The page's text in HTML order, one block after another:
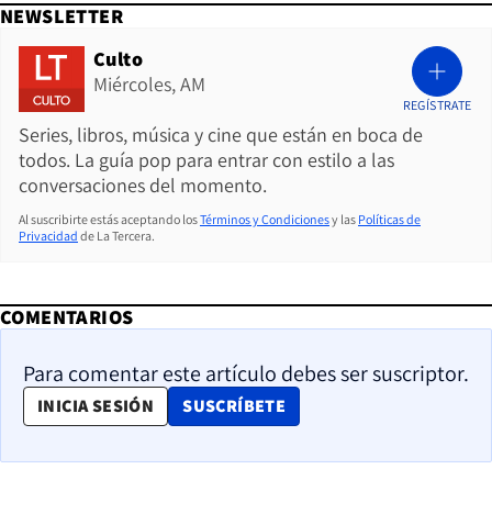
NEWSLETTER
Culto
Miércoles, AM
Series, libros, música y cine que están en boca de
todos. La guía pop para entrar con estilo a las
conversaciones del momento.
REGÍSTRATE
Al suscribirte estás aceptando losTérminos y Condicionesy las Políticas de
Privacidad de La Tercera.
COMENTARIOS
Para comentar este artículo debes ser suscriptor.
INICIA SESIÓN SUSCRÍBETE
OPENS IN NEW WINDOW